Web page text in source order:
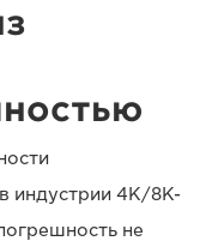
индустрии 4K/8K-
не